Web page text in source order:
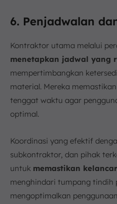
6. Penjadwalan
Kontraktor utama melalui
menetapkan jadwal yang
mempertimbangkan
material. Mereka
tenggat waktu agar
optimal.
Koordinasi yang efektif
subkontraktor, dan pihak
untuk memastikan
menghindari tumpang tindih
mengoptimalkan